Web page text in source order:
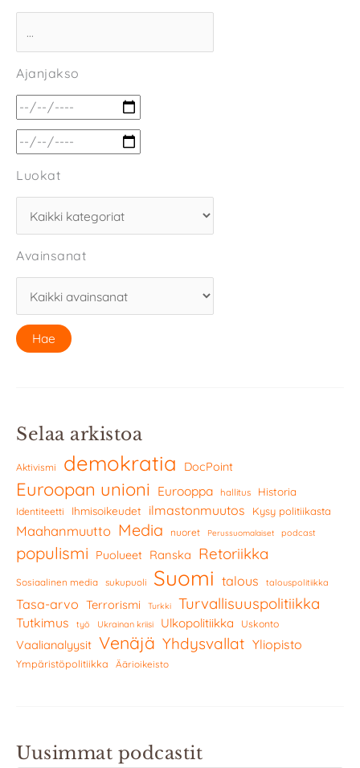
Ajanjakso
Luokat
Avainsanat
Selaa arkistoa
Aktivismi demokratia DocPoint
Euroopan unioni Eurooppa hallitus Historia
Identiteetti Ihmisoikeudet ilmastonmuutos Kysy politiikasta
Maahanmuutto Media nuoret Perussuomalaiset podcast
populismi Puolueet Ranska Retoriikka
Sosiaalinen media sukupuoli Suomi talous talouspolitiikka
Tasa-arvo Terrorismi Turkki Turvallisuuspolitiikka
Tutkimus työ Ukrainan kriisi Ulkopolitiikka Uskonto
Vaalianalyysit Venäjä Yhdysvallat Yliopisto
Ympäristöpolitiikka Äärioikeisto
Uusimmat podcastit